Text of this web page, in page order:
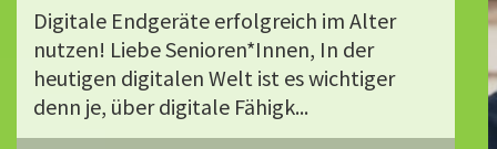
Digitale Endgeräte erfolgreich im Alter
nutzen! Liebe Senioren*Innen, In der
heutigen digitalen Welt ist es wichtiger
denn je, über digitale Fähigk...